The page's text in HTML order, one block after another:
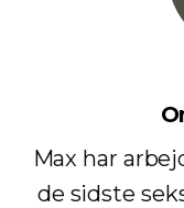
Max har
de sidste